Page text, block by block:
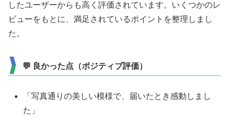
したユーザーからも高く評価されています。いくつかのレ
ビューをもとに、満足されているポイントを整理しまし
た。
💬 良かった点（ポジティブ評価）
「写真通りの美しい模様で、届いたとき感動しまし
た」